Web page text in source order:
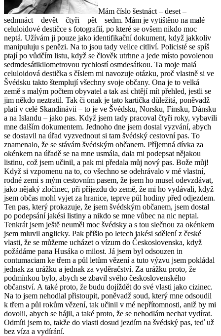
Mám číslo šestnáct – deset –
sedmnáct – devět – čtyři – pět – sedm. Mám je vytištěno na malé
celuloidové destičce s fotografií, po které se ovšem nikdo moc
neptá. Užívám ji pouze jako identifikační dokument, když jakkoliv
manipuluju s penězi. Na to jsou tady velice citliví. Policisté se spíš
ptají po vůdčím listu, když se člověk utrhne a jede místo povolenou
sedmdesátikilometrovou rychlostí osmdesátkou. Ta moje malá
celuloidová destička s číslem mi navozuje otázku, proč vlastně si ve
Švédsku takto štemplují všechny svoje občany. Ona je to velká
země s malým počtem obyvatel a tak asi chtějí mít přehled, jestli se
jim někdo neztratil. Tak či onak je tato kartička důležitá, poněvadž
platí v celé Skandinávii – to je ve Švédsku, Norsku, Finsku, Dánsku
a na Islandu – jako pas. Když jsem tady pracoval čtyři roky, vybavili
mne dalším dokumentem. Jednoho dne jsem dostal vyzvání, abych
se dostavil na úřad vyzvednout si tam švédský cestovní pas. To
znamenalo, že se stávám švédským občanem. Příjemná dívka za
okénkem na úřadě se na mne usmála, dala mi podepsat nějakou
listinu, což jsem učinil, a pak mi předala můj nový pas. Bože můj!
Když si vzpomenu na to, co všechno se odehrávalo v mé vlastní,
rodné zemi s mým cestovním pasem, že jsem ho musel odevzdávat,
jako nějaký zločinec, při příjezdu do země, že mi ho vydávali, když
jsem občas mohl vyjet za hranice, teprve půl hodiny před odjezdem.
Ten pas, který prokazuje, že jsem švédským občanem, jsem dostal
po podepsání jakési listiny a nikdo se mne vůbec na nic neptal.
Tenkrát jsem ještě neuměl moc švédsky a s tou slečnou za okénkem
jsem mluvil anglicky. Pak přišlo po letech jakési sdělení z české
vlasti, že se můžeme ucházet o vízum do Československa, když
požádáme pana Husáka o milost. Já jsem byl odsouzen in
contumaciam ke třem a půl letům vězení a tuto výzvu jsem pokládal
jednak za urážku a jednak za vyděračství. Za urážku proto, že
podmínkou bylo, abych se zbavil svého československého
občanství. A také proto, že budu dojíždět do své vlasti jako cizinec.
Na to jsem nehodlal přistoupit, poněvadž soud, který mne odsoudil
k třem a půl rokům vězení, tak učinil v mé nepřítomnosti, aniž by mi
dovolil, abych se hájil, a také proto, že se nehodlám nechat vydírat.
Odmítl jsem to, takže do vlasti dosud jezdím na švédský pas, teď už
bez víza a vydírání.